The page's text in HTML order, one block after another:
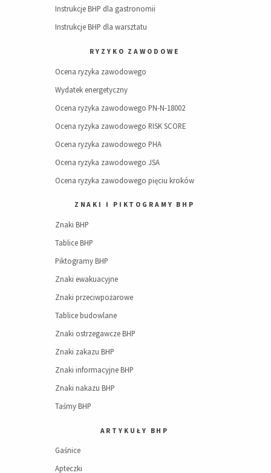
Instrukcje BHP dla gastronomii
Instrukcje BHP dla warsztatu
RYZYKO ZAWODOWE
Ocena ryzyka zawodowego
Wydatek energetyczny
Ocena ryzyka zawodowego PN-N-18002
Ocena ryzyka zawodowego RISK SCORE
Ocena ryzyka zawodowego PHA
Ocena ryzyka zawodowego JSA
Ocena ryzyka zawodowego pięciu kroków
ZNAKI I PIKTOGRAMY BHP
Znaki BHP
Tablice BHP
Piktogramy BHP
Znaki ewakuacyjne
Znaki przeciwpożarowe
Tablice budowlane
Znaki ostrzegawcze BHP
Znaki zakazu BHP
Znaki informacyjne BHP
Znaki nakazu BHP
Taśmy BHP
ARTYKUŁY BHP
Gaśnice
Apteczki